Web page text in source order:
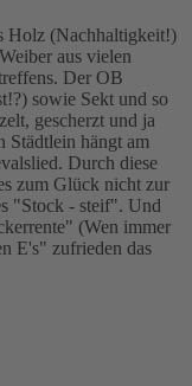
Holz (Nachhaltigkeit!)
aus vielen
Der OB
sowie Sekt und so
gescherzt und ja
Städtlein hängt am
Durch diese
zum Glück nicht zur
"Stock - steif". Und
(Wen immer
E's" zufrieden das